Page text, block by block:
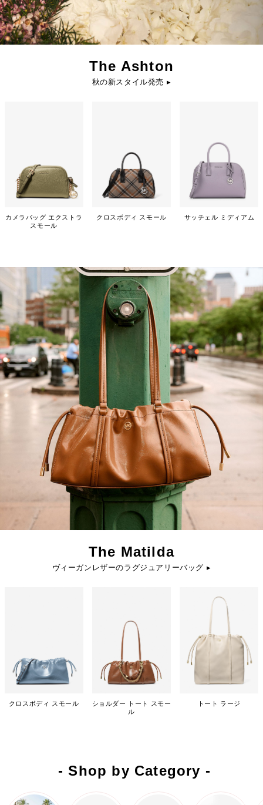
The Ashton
秋の新スタイル発売 ▸
カメラバッグ エクストラ
スモール
クロスボディ スモール サッチェル ミディアム
The Matilda
ヴィーガンレザーのラグジュアリーバッグ ▸
クロスボディ スモール
ショルダー トート スモー
ル
トート ラージ
- Shop by Category -